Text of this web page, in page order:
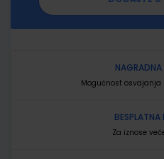
Mogućnost osvajanja
Za iznose